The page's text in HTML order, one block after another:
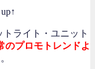
ライト・ユニット
のプロモトレンドよ